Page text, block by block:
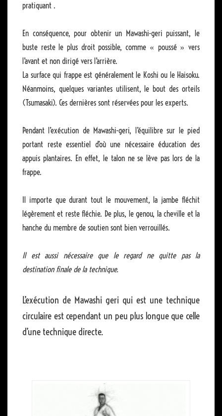
pratiquant .
En conséquence, pour obtenir un Mawashi-geri puissant, le
buste reste le plus droit possible, comme « poussé » vers
l’avant et non dirigé vers l’arrière.
La surface qui frappe est généralement le Koshi ou le Haisoku.
Néanmoins, quelques variantes utilisent, le bout des orteils
(Tsumasaki). Ces dernières sont réservées pour les experts.
Pendant l’exécution de Mawashi-geri, l’équilibre sur le pied
portant reste essentiel d’où une nécessaire éducation des
appuis plantaires. En effet, le talon ne se lève pas lors de la
frappe.
Il importe que durant tout le mouvement, la jambe fléchit
légèrement et reste fléchie. De plus, le genou, la cheville et la
hanche du membre de soutien sont bien verrouillés.
Il est aussi nécessaire que le regard ne quitte pas la
destination finale de la technique.
L’exécution de Mawashi geri qui est une technique
circulaire est cependant un peu plus longue que celle
d’une technique directe.